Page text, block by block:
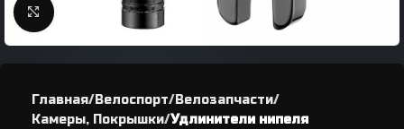
Нажмите, чтобы увеличить
Главная Велоспорт
Велозапчасти
Камеры, Покрышки Удлинители нипеля